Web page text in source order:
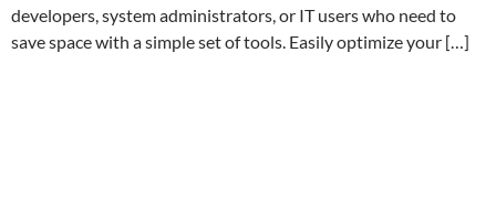
developers, system administrators, or IT users who need to
save space with a simple set of tools. Easily optimize your […]